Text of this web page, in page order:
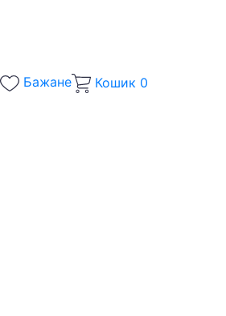
Бажане Кошик 0